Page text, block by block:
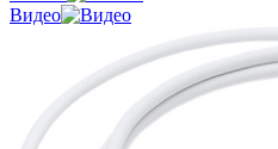
Видео